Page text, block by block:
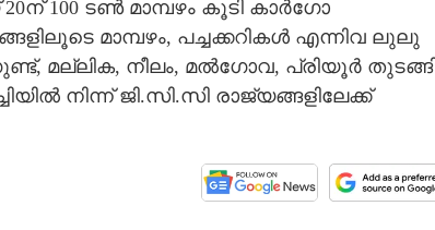
100 ടൺ മാമ്പഴം കൂടി കാർഗോ
മാമ്പഴം, പച്ചക്കറികൾ എന്നിവ ലുലു
മല്ലിക, നീലം, മൽഗോവ, പ്രിയൂർ
നിന്ന് ജി.സി.സി രാജ്യങ്ങളിലേക്ക്